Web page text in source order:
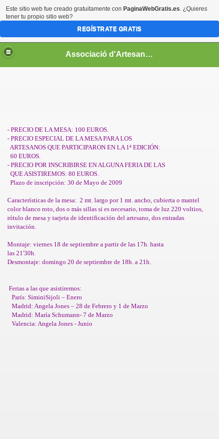
Associació d'Artesans Miniaturistes de Catalunya
- PRECIO DE LA MESA: 100 EUROS.
- PRECIO ESPECIAL DE LA MESA PARA LOS
ARTESANOS QUE PARTICIPARON EN LA 1ª EDICIÓN:
60 EUROS.
- PRECIO POR INSCRIBIRSE EN ALGUNA FERIA DE LAS
QUE ASISTIREMOS: 80 EUROS.
Plazo de inscripción: 30 de Mayo de 2009
Características de la mesa: 2 mt. largo por 1 mt. ancho, cubierta o mantel
color blanco roto, dos o más sillas si es necesario, toma de luz 220 voltios,
rótulo de mesa y tarjeta de identificación del artesano, dos entradas
invitación.
Montaje: viernes 18 de septiembre a partir de las 17h. hasta
las 21'30h.
Desmontaje: domingo 20 de septiembre de 18h. a 21h.
Ferias a las que asistiremos:
París: SiminiSijoli – Enero
Madrid: Angela Jones – 28 de Febrero y 1 de Marzo
Madrid: María Schumann- 7 de Marzo
Valencia: Angela Jones - Junio
2009
2009
2009
Este sitio web fue creado gratuitamente con PaginaWebGratis.es. ¿Quieres
tener tu propio sitio web?
REGÍSTRATE GRATIS